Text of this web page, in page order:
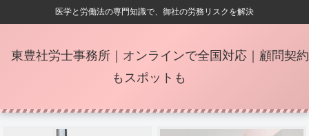
医学と労働法の専門知識で、御社の労務リスクを解決
東豊社労士事務所｜オンラインで全国対応｜顧問契約
もスポットも